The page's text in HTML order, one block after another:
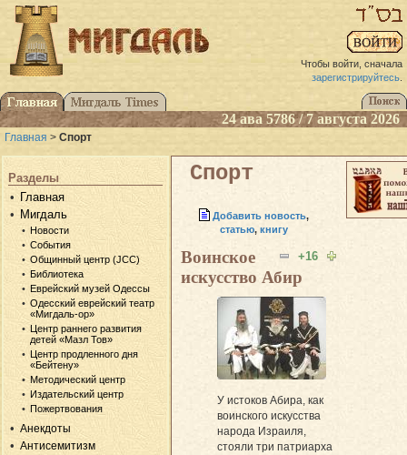
Чтобы войти, сначала
зарегистрируйтесь.
24 ава 5786 / 7 августа 2026
Главная > Спорт
Разделы
Главная
Мигдаль
Новости
События
Общинный центр (JCC)
Библиотека
Еврейский музей Одессы
Одесский еврейский театр
«Мигдаль-ор»
Центр раннего развития
детей «Мазл Тов»
Центр продленного дня
«Бейтену»
Методический центр
Издательский центр
Пожертвования
Анекдоты
Антисемитизм
Спорт
Добавить новость,
статью,книгу
+16
Воинское
искусство Абир
У истоков Абира, как
воинского искусства
народа Израиля,
стояли три патриарха